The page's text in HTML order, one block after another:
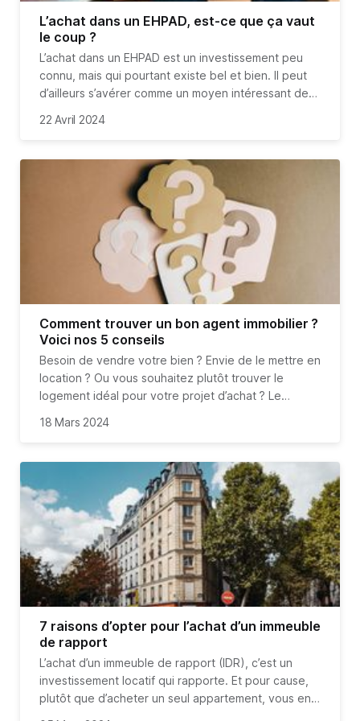
L’achat dans un EHPAD, est-ce que ça vaut
le coup ?
L’achat dans un EHPAD est un investissement peu
connu, mais qui pourtant existe bel et bien. Il peut
d’ailleurs s’avérer comme un moyen intéressant de
22 Avril 2024
Comment trouver un bon agent immobilier ?
Voici nos 5 conseils
Besoin de vendre votre bien ? Envie de le mettre en
location ? Ou vous souhaitez plutôt trouver le
logement idéal pour votre projet d’achat ? Le
généralement judicieux. Son accompagnement vous
profitant de ses conseils professionnels, vous aurez
l’assurance de réaliser une transaction en toute
sécurité, que ce soit d’un point de vue administratif
ou juridique.
Pour choisir le bon agent immobilier, prêtez
permettront d’évaluer rapidement sa crédibilité.
Toutefois, d’autres éléments comme l’écoute, le
professionnalisme, l’expérience et l’expertise
constituent des critères essentiels pour identifier
l'agent immobilier qui saura vous accompagner au
mieux.
18 Mars 2024
7 raisons d’opter pour l’achat d’un immeuble
de rapport
L’achat d’un immeuble de rapport (IDR), c’est un
investissement locatif qui rapporte. Et pour cause,
plutôt que d’acheter un seul appartement, vous en